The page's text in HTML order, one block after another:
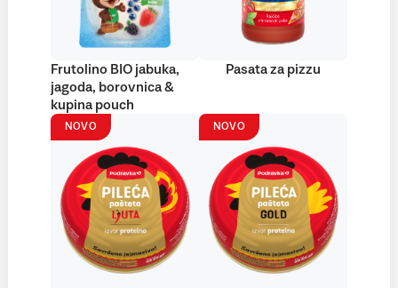
Frutolino BIO jabuka,
jagoda, borovnica &
kupina pouch
Pasata za pizzu
NOVO NOVO